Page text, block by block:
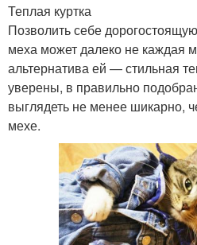
Теплая куртка
Позволить себе
меха может далеко не каждая
альтернатива ей — стильная
уверены, в правильно
выглядеть не менее шикарно,
мехе.